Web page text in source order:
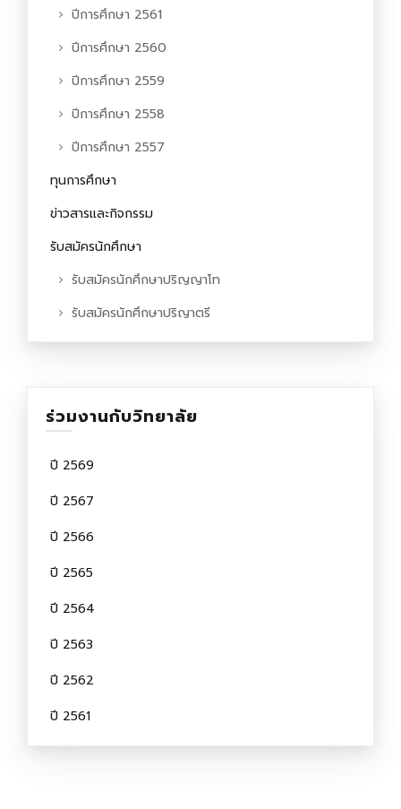
ปีการศึกษา 2561
ปีการศึกษา 2560
ปีการศึกษา 2559
ปีการศึกษา 2558
ปีการศึกษา 2557
ทุนการศึกษา
ข่าวสารและกิจกรรม
รับสมัครนักศึกษา
รับสมัครนักศึกษาปริญญาโท
รับสมัครนักศึกษาปริญาตรี
ร่วมงานกับวิทยาลัย
ปี 2569
ปี 2567
ปี 2566
ปี 2565
ปี 2564
ปี 2563
ปี 2562
ปี 2561